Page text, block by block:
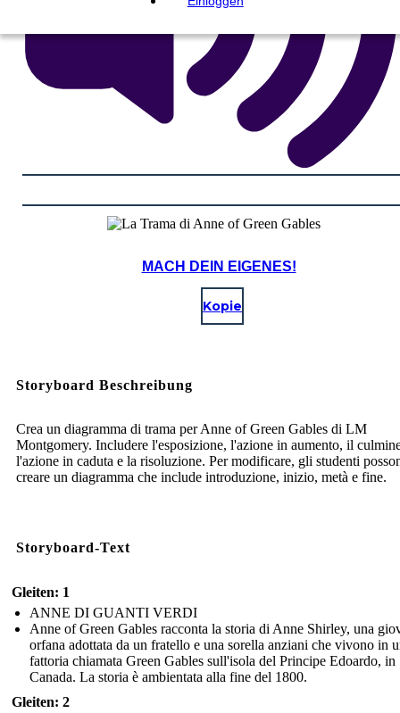
MACH DEIN EIGENES!
Kopie
Storyboard Beschreibung
Crea un diagramma di trama per Anne of Green Gables di LM
Montgomery. Includere l'esposizione, l'azione in aumento, il
l'azione in caduta e la risoluzione. Per modificare, gli studenti
creare un diagramma che include introduzione, inizio, metà e fine.
Storyboard-Text
Gleiten: 1
ANNE DI GUANTI VERDI
Anne of Green Gables racconta la storia di Anne Shirley, una
orfana adottata da un fratello e una sorella anziani che vivono in
fattoria chiamata Green Gables sull'isola del Principe Edoardo, in
Canada. La storia è ambientata alla fine del 1800.
Gleiten: 2